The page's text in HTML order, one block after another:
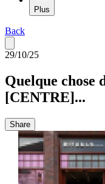
Plus
Back
29/10/25
Quelque chose
[CENTRE]...
Share